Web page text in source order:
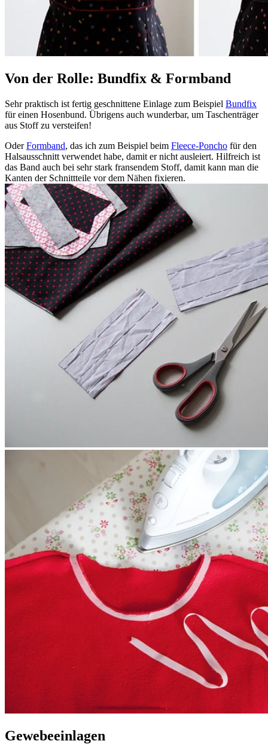
Von der Rolle: Bundfix & Formband
Sehr praktisch ist fertig geschnittene Einlage zum Beispiel Bundfix
für einen Hosenbund. Übrigens auch wunderbar, um Taschenträger
aus Stoff zu versteifen!
OderFormband, das ich zum Beispiel beim Fleece-Poncho für den
Halsausschnitt verwendet habe, damit er nicht ausleiert. Hilfreich ist
das Band auch bei sehr stark fransendem Stoff, damit kann man die
Kanten der Schnittteile vor dem Nähen fixieren.
Gewebeeinlagen